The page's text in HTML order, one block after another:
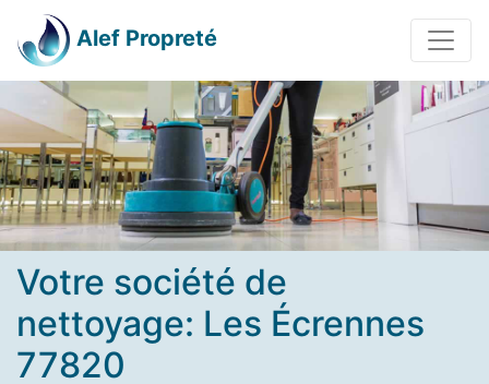
Alef Propreté
Votre société de
nettoyage: Les Écrennes
77820